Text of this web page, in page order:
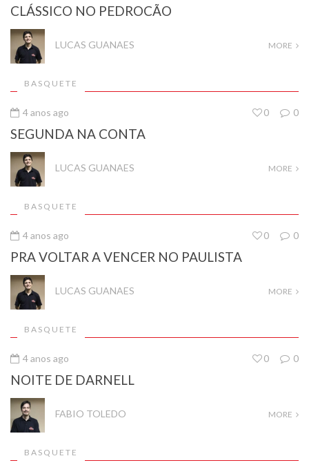
CLÁSSICO NO PEDROCÃO
LUCAS GUANAES MORE
BASQUETE
4 anos ago 0
0
SEGUNDA NA CONTA
LUCAS GUANAES MORE
BASQUETE
4 anos ago 0
0
PRA VOLTAR A VENCER NO PAULISTA
LUCAS GUANAES MORE
BASQUETE
4 anos ago 0
0
NOITE DE DARNELL
FABIO TOLEDO MORE
BASQUETE